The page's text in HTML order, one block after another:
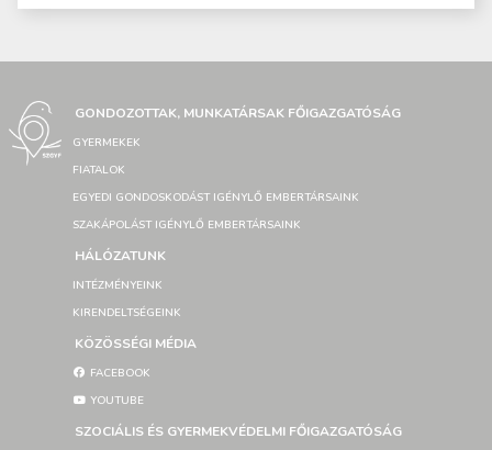
GONDOZOTTAK, MUNKATÁRSAK FŐIGAZGATÓSÁG
GYERMEKEK
FIATALOK
EGYEDI GONDOSKODÁST IGÉNYLŐ EMBERTÁRSAINK
SZAKÁPOLÁST IGÉNYLŐ EMBERTÁRSAINK
HÁLÓZATUNK
INTÉZMÉNYEINK
KIRENDELTSÉGEINK
KÖZÖSSÉGI MÉDIA
FACEBOOK
YOUTUBE
SZOCIÁLIS ÉS GYERMEKVÉDELMI FŐIGAZGATÓSÁG